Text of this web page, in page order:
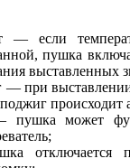
— если
пушка
выставленных
— при
происходит
может
отключается